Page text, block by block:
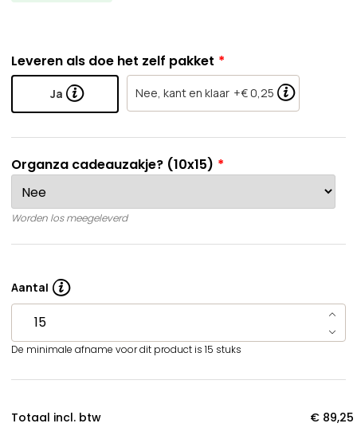
Leveren als doe het zelf pakket
Ja Nee, kant en klaar +€ 0,25
Organza cadeauzakje? (10x15)
Worden los meegeleverd
Aantal
De minimale afname voor dit product is 15 stuks
Totaal incl. btw € 89,25